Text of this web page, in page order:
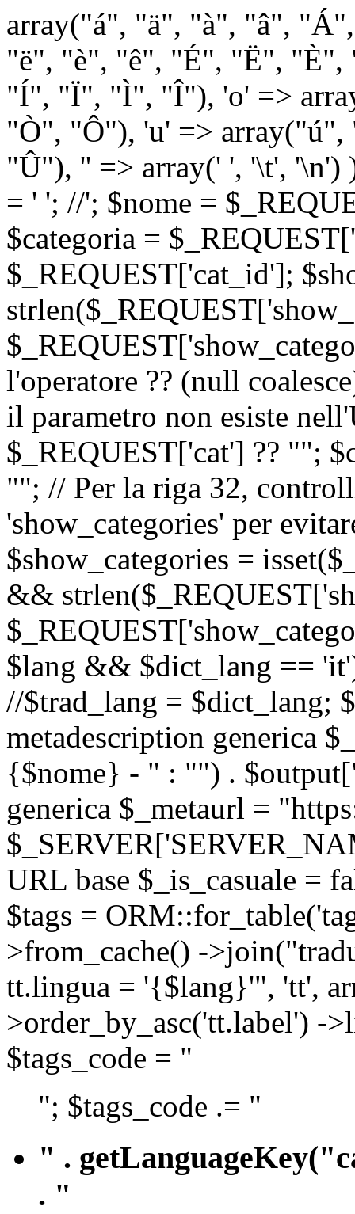
array("á", "ä", "à", "â",
"ë", "è", "ê", "É", "Ë",
"Í", "Ï", "Ì", "Î"), 'o' =>
"Ò", "Ô"), 'u' =>
"Û"), '' => array(' ', '\t',
= ' '; //'; $nome =
$categoria =
$_REQUEST['cat_id'];
l'operatore ?? (null
il parametro non esiste
$_REQUEST['cat'] ?? "";
""; // Per la riga 32,
'show_categories' per
$show_categories =
&&
$lang && $dict_lang ==
//$trad_lang = $dict_lang;
metadescription generica
{$nome} - " : "") .
generica $_metaurl =
URL base $_is_casuale =
$tags =
>from_cache() -
tt.lingua = '{$lang}'", 'tt',
>order_by_asc('tt.label') -
$tags_code = "
"; $tags_code .= "
" .
. "